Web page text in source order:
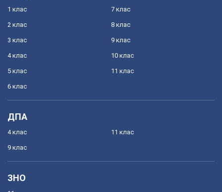
1 клас
2 клас
3 клас
4 клас
5 клас
6 клас
7 клас
8 клас
9 клас
10 клас
11 клас
ДПА
4 клас
9 клас
11 клас
ЗНО